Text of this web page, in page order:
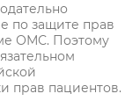
по защите прав
ОМС. Поэтому
прав пациентов.